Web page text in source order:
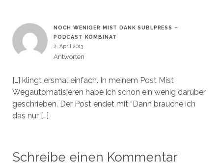
NOCH WENIGER MIST DANK SUBLPRESS –
PODCAST KOMBINAT
2. April 2013
Antworten
[…] klingt ersmal einfach. In meinem Post Mist
Wegautomatisieren habe ich schon ein wenig darüber
geschrieben. Der Post endet mit “Dann brauche ich
das nur […]
Schreibe einen Kommentar